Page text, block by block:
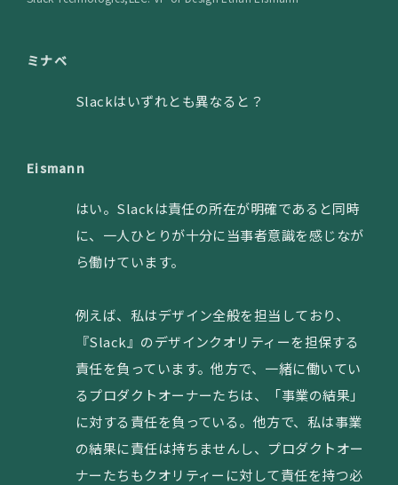
ミナベ
Slackはいずれとも異なると？
Eismann
はい。Slackは責任の所在が明確であると同時
に、一人ひとりが十分に当事者意識を感じなが
ら働けています。
例えば、私はデザイン全般を担当しており、
『Slack』のデザインクオリティーを担保する
責任を負っています。他方で、一緒に働いてい
るプロダクトオーナーたちは、「事業の結果」
に対する責任を負っている。他方で、私は事業
の結果に責任は持ちませんし、プロダクトオー
ナーたちもクオリティーに対して責任を持つ必